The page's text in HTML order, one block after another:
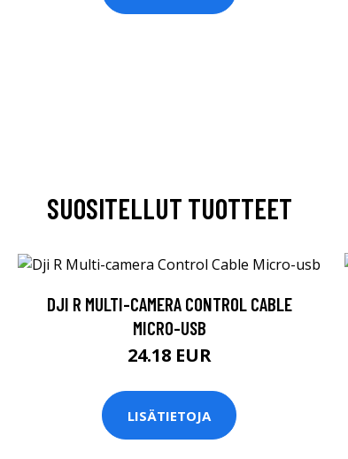
SUOSITELLUT TUOTTEET
DJI R MULTI-CAMERA CONTROL CABLE
MICRO-USB
24.18 EUR
LISÄTIETOJA